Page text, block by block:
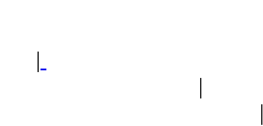
|
|